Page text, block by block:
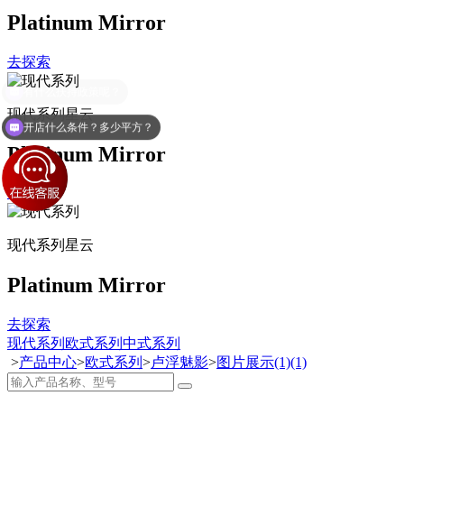
Platinum Mirror
去探索
现代系列星云
Platinum Mirror
去探索
现代系列 星云
Platinum Mirror
去探索
现代系列 欧式系列 中式系列
>产品中心>欧式系列 >卢浮魅影>图片展示(1)(1)
开店什么条件？多少平方？